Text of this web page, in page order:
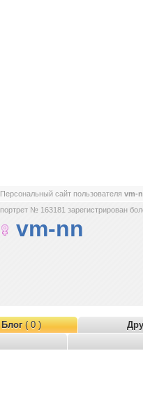
Персональный сайт пользователя vm-
портрет № 163181 зарегистрирован
vm-nn
Блог( 0 )